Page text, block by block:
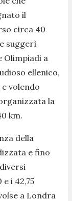
il
circa 40
suggerì
a
ellenico,
volendo
la
km.
della
e fino
e i 42,75
a Londra